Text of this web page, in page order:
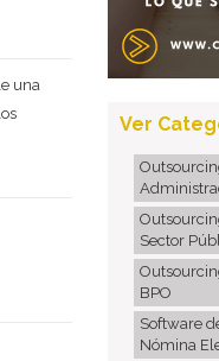
Deseo recibir
similares al solicitado
tratamiento datos
una
Ver
Sector
BPO
Software
Nómina